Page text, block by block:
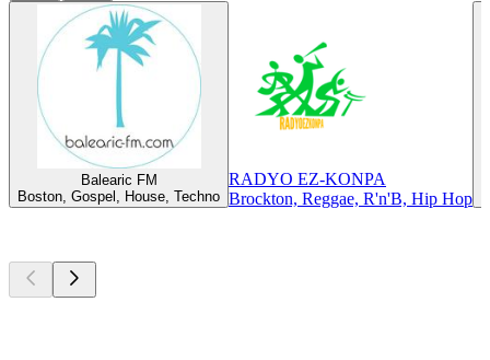
Balearic FM
Boston, Gospel, House, Techno
RADYO EZ-KONPA
Brockton, Reggae, R'n'B, Hip Hop